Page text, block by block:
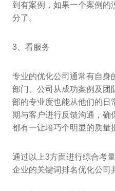
到有案例，如果一个案例的
分了。
3、看服务
专业的优化公司通常有自身
部门。公司从成功案例及团
部的专业度也能从他们的日
期与客户进行反馈沟通，确
都有一让培巧个明显的质量
通过以上3方面进行综合考
企业的关键词排名优化公司